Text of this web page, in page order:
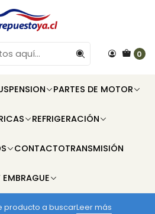
0
PARTES DE MOTOR
REFRIGERACIÓN
CONTACTOTRANSMISIÓN
EMBRAGUE
producto a buscarLeer más